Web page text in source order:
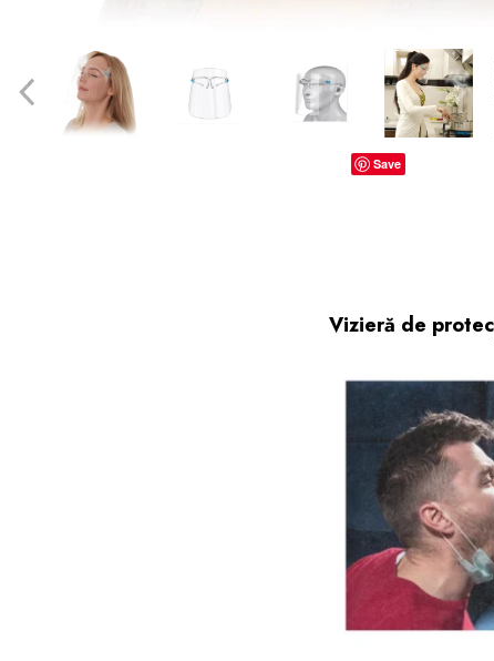
Produse îngrijire copii
Igiena copii
Save
Vizieră de